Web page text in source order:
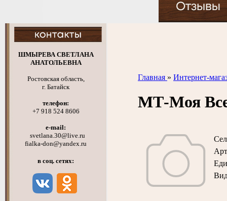
ШМЫРЕВА СВЕТЛАНА
АНАТОЛЬЕВНА
Ростовская область,
г. Батайск
телефон:
+7 918 524 8606
e-mail:
svetlana.30@live.ru
fialka-don@yandex.ru
в соц. сетях:
Главная » Интернет-
МТ-Моя